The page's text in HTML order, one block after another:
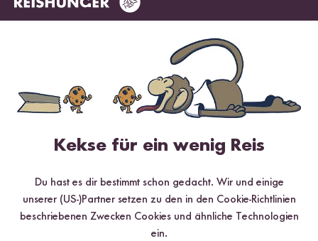
Bewerte dieses Produkt
Hilfreichste Neueste Höchste Bewertung Niedrigste Bewertung
Kekse für ein wenig Reis
Du hast es dir bestimmt schon gedacht. Wir und einige
unserer (US-)Partner setzen zu den in den Cookie-Richtlinien
beschriebenen Zwecken Cookies und ähnliche Technologien
ein.